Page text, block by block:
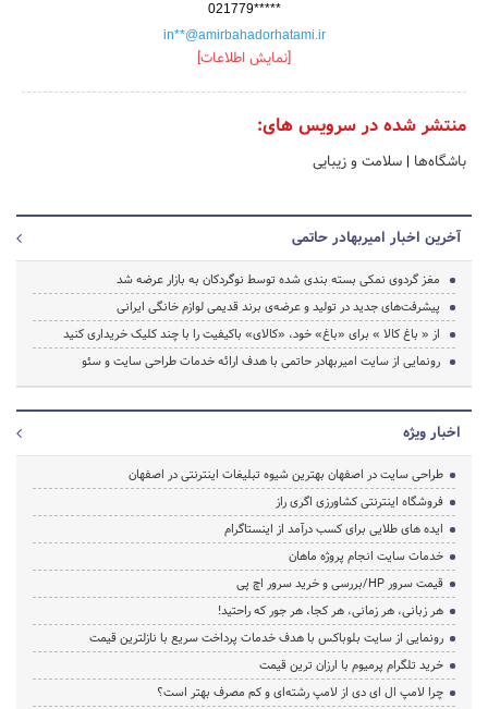
021779*****
in**@amirbahadorhatami.ir
[نمایش اطلاعات]
منتشر شده در سرویس های:
باشگاه‌ها | سلامت و زیبایی
آخرین اخبار امیربهادر حاتمی
مغز گردوی نمکی بسته بندی شده توسط نوگردکان به بازار عرضه شد
پیشرفت‌های جدید در تولید و عرضه‌ی برند قدیمی لوازم خانگی ایرانی
از « باغ کالا » برای «باغ» خود، «کالای» باکیفیت را با چند کلیک خریداری کنید
رونمایی از سایت امیربهادر حاتمی با هدف ارائه خدمات طراحی سایت و سئو
اخبار ویژه
طراحی سایت در اصفهان بهترین شیوه تبلیغات اینترنتی در اصفهان
فروشگاه اینترنتی کشاورزی اگری راز
ایده های طلایی برای کسب درآمد از اینستاگرام
خدمات سایت انجام پروژه ماهان
قیمت سرور HP/بررسی و خرید سرور اچ پی
هر زبانی، هر زمانی، هر کجا، هر جور که راحتید!
رونمایی از سایت بلوباکس با هدف خدمات پرداخت سریع با نازلترین قیمت
خرید تلگرام پرمیوم با ارزان ترین قیمت
چرا لامپ ال ای دی از لامپ رشته‌ای و کم مصرف بهتر است؟